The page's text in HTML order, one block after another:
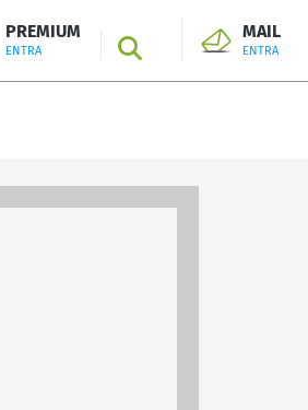
PREMIUM
ENTRA SEARCH
MAIL
ENTRA